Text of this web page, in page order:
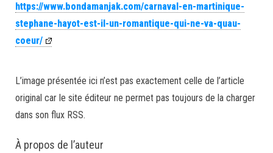
https://www.bondamanjak.com/carnaval-en-martinique-
stephane-hayot-est-il-un-romantique-qui-ne-va-quau-
coeur/
L’image présentée ici n’est pas exactement celle de l’article
original car le site éditeur ne permet pas toujours de la charger
dans son flux RSS.
À propos de l’auteur